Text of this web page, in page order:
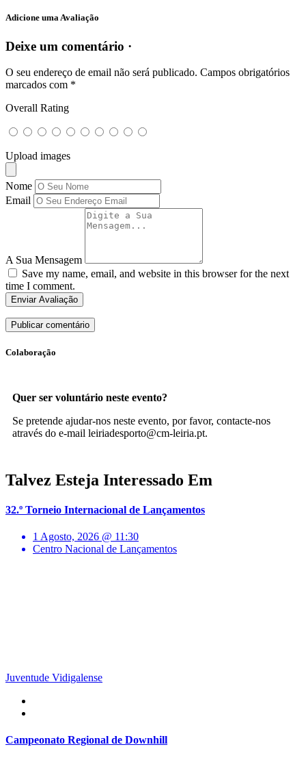
Adicione uma Avaliação
Deixe um comentário ·
O seu endereço de email não será publicado. Campos obrigatórios
marcados com *
Overall Rating
Upload images
Nome
Email
A Sua Mensagem
Save my name, email, and website in this browser for the next
time I comment.
Enviar Avaliação
Colaboração
Quer ser voluntário neste evento?
Se pretende ajudar-nos neste evento, por favor, contacte-nos
através do e-mail leiriadesporto@cm-leiria.pt.
Talvez Esteja Interessado Em
32.º Torneio Internacional de Lançamentos
1 Agosto, 2026 @ 11:30
Centro Nacional de Lançamentos
Juventude Vidigalense
Campeonato Regional de Downhill